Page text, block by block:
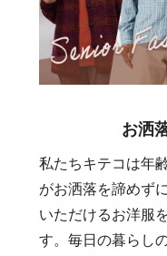
お洒
私たちキテコは年
がお洒落を諦めず
いただけるお洋服
す。毎日の暮らし